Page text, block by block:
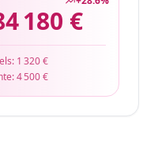
180 €
1 320 €
4 500 €